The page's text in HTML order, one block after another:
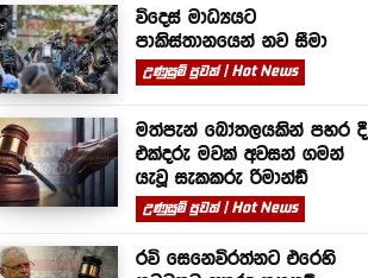
විදෙස් මාධ්‍යයට
පාකිස්තානයෙන් නව සීමා
උණුසුම් පුවත් | Hot News
මත්පැන් බෝතලයකින් පහර දී
එක්දරු මවක් අවසන් ගමන්
යැවූ සැකකරු රිමාන්ඩ්
උණුසුම් පුවත් | Hot News
රවි සෙනෙවිරත්නට එරෙහි